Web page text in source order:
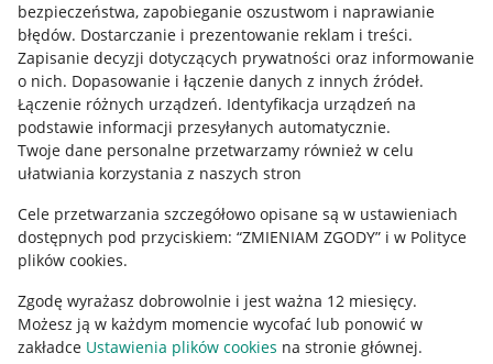
bezpieczeństwa, zapobieganie oszustwom i naprawianie
błędów. Dostarczanie i prezentowanie reklam i treści.
Zapisanie decyzji dotyczących prywatności oraz informowanie
o nich. Dopasowanie i łączenie danych z innych źródeł.
Łączenie różnych urządzeń. Identyfikacja urządzeń na
podstawie informacji przesyłanych automatycznie.
Twoje dane personalne przetwarzamy również w celu
ułatwiania korzystania z naszych stron
Cele przetwarzania szczegółowo opisane są w ustawieniach
dostępnych pod przyciskiem: “ZMIENIAM ZGODY” i w Polityce
plików cookies.
Zgodę wyrażasz dobrowolnie i jest ważna 12 miesięcy.
Możesz ją w każdym momencie wycofać lub ponowić w
zakładce Ustawienia plików cookies na stronie głównej.
Informacje dla Aktu o Usługach Cyfrowych
Pobierz aplikację
Korzystanie z serwisu oznacza akceptacjęregulaminu.